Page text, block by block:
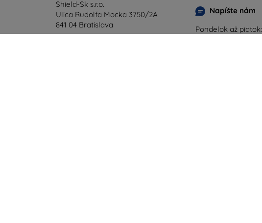
Shield-Sk s.r.o.
Ulica Rudolfa Mocka 3750/2A
841 04 Bratislava
Napíšte nám
Pondelok až piatok: